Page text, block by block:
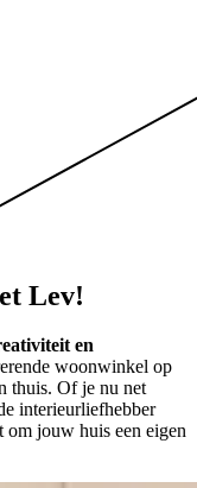
Lev!
en
woonwinkel op
thuis. Of je nu net
interieurliefhebber
jouw huis een eigen